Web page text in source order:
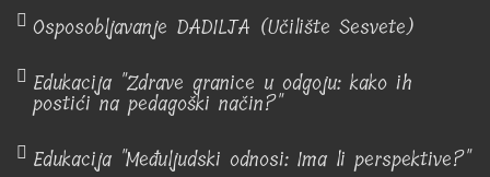
Osposobljavanje DADILJA (Učilište Sesvete)
Edukacija "Zdrave granice u odgoju: kako ih
postići na pedagoški način?"
Edukacija "Međuljudski odnosi: Ima li perspektive?"